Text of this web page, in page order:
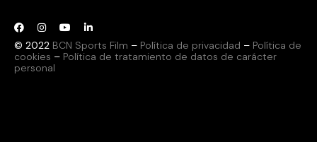
© 2022 BCN Sports Film – Política de privacidad – Política de
cookies – Política de tratamiento de datos de carácter
personal